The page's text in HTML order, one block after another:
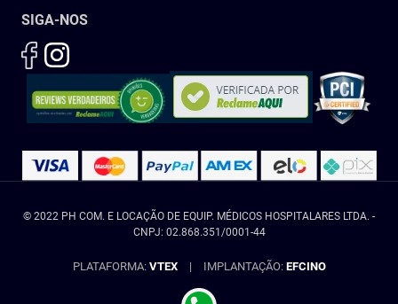
SIGA-NOS
© 2022 PH COM. E LOCAÇÃO DE EQUIP. MÉDICOS HOSPITALARES LTDA. -
CNPJ: 02.868.351/0001-44
PLATAFORMA: VTEX | IMPLANTAÇÃO: EFCINO